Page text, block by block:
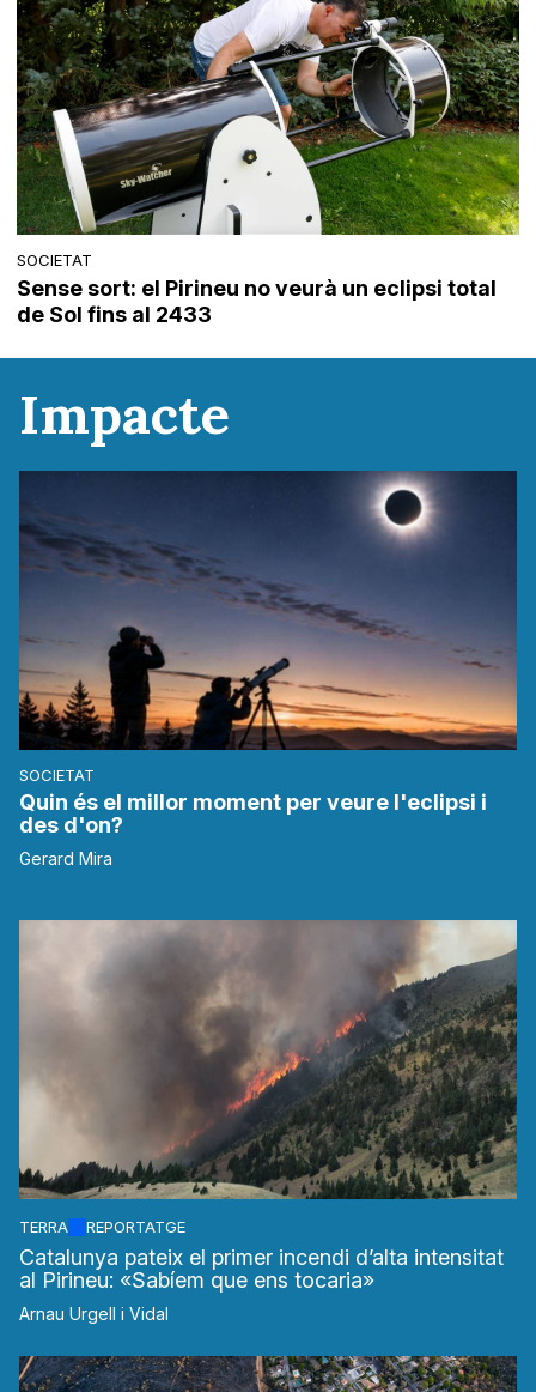
SOCIETAT
Sense sort: el Pirineu no veurà un eclipsi total
de Sol fins al 2433
Impacte
SOCIETAT
Quin és el millor moment per veure l'eclipsi i
des d'on?
Gerard Mira
TERRA REPORTATGE
Catalunya pateix el primer incendi d’alta intensitat
al Pirineu: «Sabíem que ens tocaria»
Arnau Urgell i Vidal